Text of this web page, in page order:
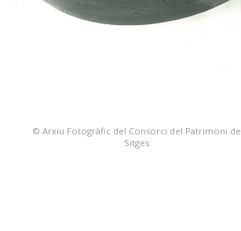
© Arxiu Fotogràfic del Consorci del Patrimoni de
Sitges